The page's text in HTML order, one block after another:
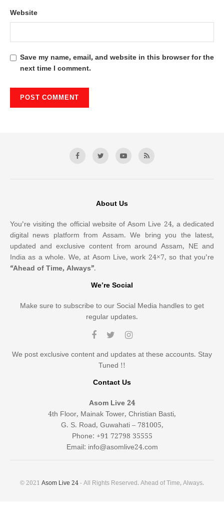
Website
Save my name, email, and website in this browser for the
next time I comment.
About Us
You’re visiting the official website of Asom Live 24, a dedicated
digital news platform from Assam. We bring you the latest,
updated and exclusive content from around Assam, NE and
India as a whole. We, at Asom Live, work 24×7, so that you’re
“Ahead of Time, Always”.
We’re Social
Make sure to subscribe to our Social Media handles to get
regular updates.
We post exclusive content and updates at these accounts. Stay
Tuned !!
Contact Us
Asom Live 24
4th Floor, Mainak Tower, Christian Basti,
G. S. Road, Guwahati – 781005,
Phone: +91 72798 35555
Email: info@asomlive24.com
© 2021 Asom Live 24- All Rights Reserved. Ahead of Time, Always.